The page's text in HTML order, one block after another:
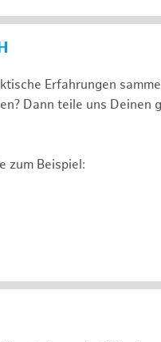
Erfahrungen
Dann teile uns Deinen
zum Beispiel: